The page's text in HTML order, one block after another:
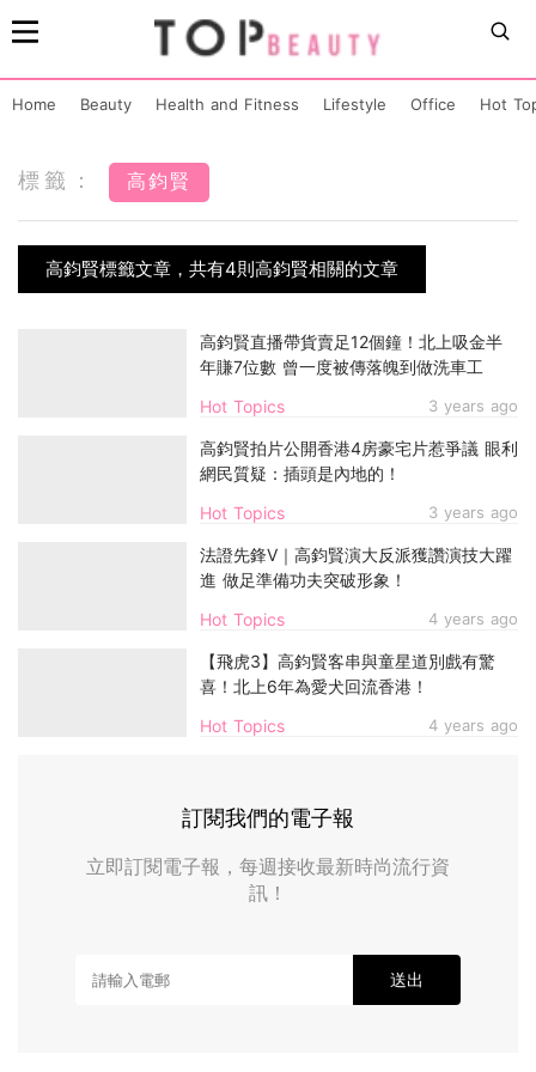
Home Beauty Health and Fitness Lifestyle Office Hot
標籤： 高鈞賢
高鈞賢標籤文章，共有4則高鈞賢相關的文章
Hot Topics 3 years ago
高鈞賢直播帶貨賣足12個鐘！北上吸金半
年賺7位數 曾一度被傳落魄到做洗車工
Hot Topics 3 years ago
高鈞賢拍片公開香港4房豪宅片惹爭議 眼利
網民質疑：插頭是內地的！
Hot Topics 4 years ago
法證先鋒V｜高鈞賢演大反派獲讚演技大躍
進 做足準備功夫突破形象！
Hot Topics 4 years ago
【飛虎3】高鈞賢客串與童星道別戲有驚
喜！北上6年為愛犬回流香港！
訂閱我們的電子報
立即訂閱電子報，每週接收最新時尚流行資
訊！
送出